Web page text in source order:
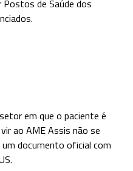
Postos de Saúde dos
em que o paciente é
ao AME Assis não se
documento oficial com